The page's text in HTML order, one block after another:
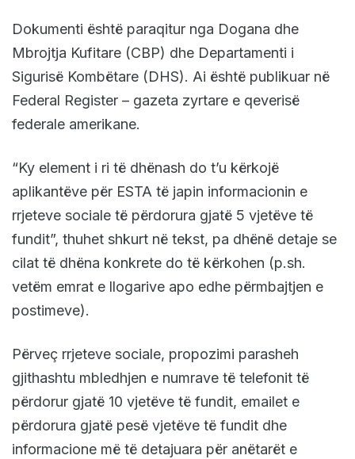
Dokumenti është paraqitur nga Dogana dhe
Mbrojtja Kufitare (CBP) dhe Departamenti i
Sigurisë Kombëtare (DHS). Ai është publikuar në
Federal Register – gazeta zyrtare e qeverisë
federale amerikane.
“Ky element i ri të dhënash do t’u kërkojë
aplikantëve për ESTA të japin informacionin e
rrjeteve sociale të përdorura gjatë 5 vjetëve të
fundit”, thuhet shkurt në tekst, pa dhënë detaje se
cilat të dhëna konkrete do të kërkohen (p.sh.
vetëm emrat e llogarive apo edhe përmbajtjen e
postimeve).
Përveç rrjeteve sociale, propozimi parasheh
gjithashtu mbledhjen e numrave të telefonit të
përdorur gjatë 10 vjetëve të fundit, emailet e
përdorura gjatë pesë vjetëve të fundit dhe
informacione më të detajuara për anëtarët e